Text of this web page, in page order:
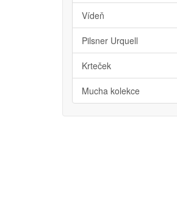
Vídeň
Pilsner Urquell
Krteček
Mucha kolekce